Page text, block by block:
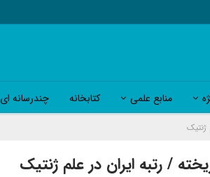
منابع علمی کتابخانه چندرسانه ای
ژنتیک
/ رتبه ایران در علم ژنتیک